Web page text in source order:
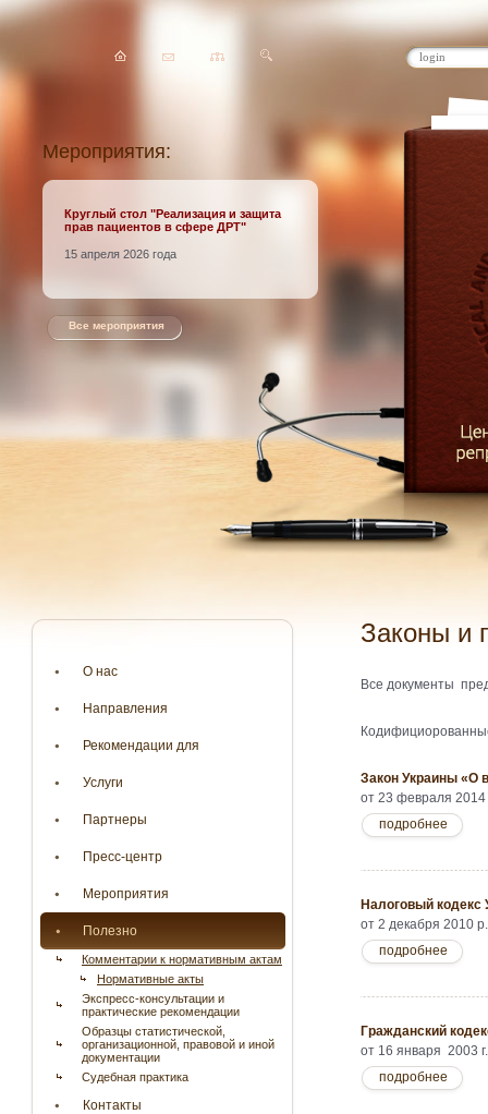
Мероприятия:
Круглый стол "Реализация и защита
прав пациентов в сфере ДРТ"
15 апреля 2026 года
Все мероприятия
О нас
Направления
Рекомендации для
Услуги
Партнеры
Пресс-центр
Мероприятия
Полезно
Комментарии к нормативным актам
Нормативные акты
Экспресс-консультации и
практические рекомендации
Образцы статистической,
организационной, правовой и иной
документации
Судебная практика
Контакты
Законы
Все документы
Закон Украины «О
от 23 февраля
подробнее
Налоговый кодекс
от 2 декабря 2010
подробнее
Гражданский
от 16 января 2003
подробнее